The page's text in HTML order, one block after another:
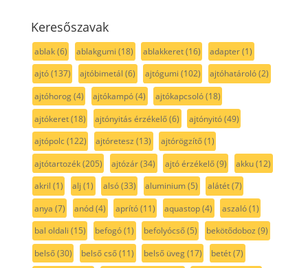
Keresőszavak
ablak(6) ablakgumi (18) ablakkeret(16) adapter(1)
ajtó(137) ajtóbimetál (6) ajtógumi (102) ajtóhatároló(2)
ajtóhorog(4) ajtókampó(4) ajtókapcsoló(18)
ajtókeret(18) ajtónyitás érzékelő(6) ajtónyitó(49)
ajtópolc(122) ajtóretesz (13) ajtórögzítő(1)
ajtótartozék(205) ajtózár(34) ajtó érzékelő(9) akku(12)
akril (1) alj (1) alsó(33) aluminium(5) alátét(7)
anya (7) anód(4) aprító(11) aquastop(4) aszaló(1)
bal oldali (15) befogó(1) befolyócső(5) bekötődoboz (9)
belső(30) belső cső(11) belső üveg(17) betét(7)